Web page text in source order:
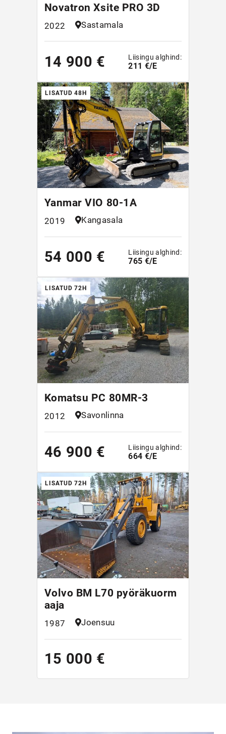
Novatron Xsite PRO 3D
2022 Sastamala
14 900 € Liisingu alghind:
211 €/E
LISATUD 48H
Yanmar VIO 80-1A
2019 Kangasala
54 000 € Liisingu alghind:
765 €/E
LISATUD 72H
Komatsu PC 80MR-3
2012 Savonlinna
46 900 € Liisingu alghind:
664 €/E
LISATUD 72H
Volvo BM L70 pyöräkuorm
aaja
1987 Joensuu
15 000 €